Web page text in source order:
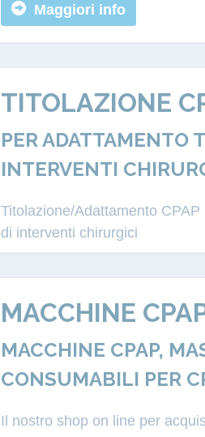
Maggiori info
TITOLAZIONE
PER ADATTAMENTO
INTERVENTI
Titolazione/Adattamento
di interventi chirurgici
MACCHINE
MACCHINE CPAP,
CONSUMABILI PER
Il nostro shop on line per